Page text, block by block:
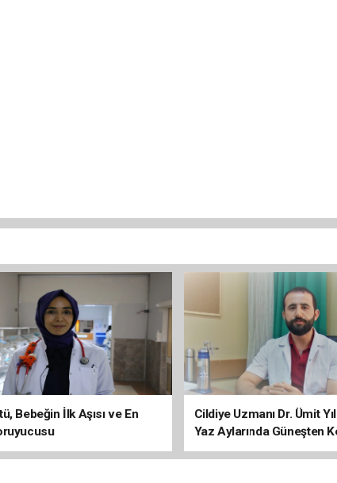
Bebeğin İlk Aşısı ve En
Cildiye Uzmanı Dr. Ümit
Yaz Aylarında Güneşten
Uyarısı